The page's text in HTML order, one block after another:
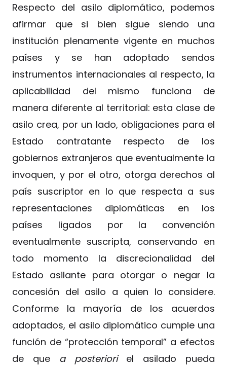
Respecto del asilo diplomático, podemos
afirmar que si bien sigue siendo una
institución plenamente vigente en muchos
países y se han adoptado sendos
instrumentos internacionales al respecto, la
aplicabilidad del mismo funciona de
manera diferente al territorial: esta clase de
asilo crea, por un lado, obligaciones para el
Estado contratante respecto de los
gobiernos extranjeros que eventualmente la
invoquen, y por el otro, otorga derechos al
país suscriptor en lo que respecta a sus
representaciones diplomáticas en los
países ligados por la convención
eventualmente suscripta, conservando en
todo momento la discrecionalidad del
Estado asilante para otorgar o negar la
concesión del asilo a quien lo considere.
Conforme la mayoría de los acuerdos
adoptados, el asilo diplomático cumple una
función de “protección temporal” a efectos
de que a posterioriel asilado pueda